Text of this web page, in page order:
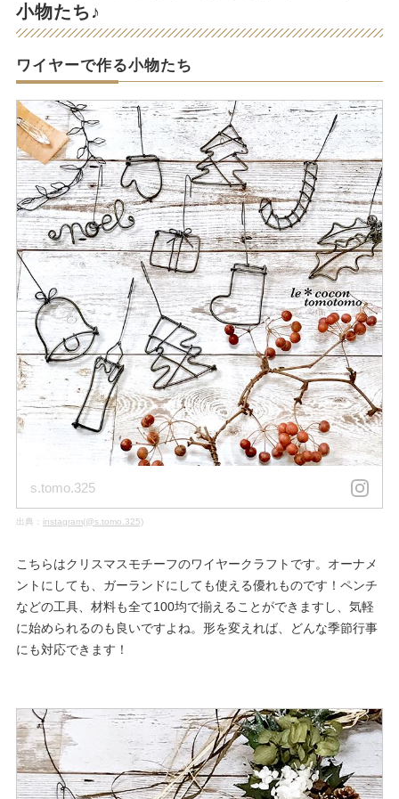
小物たち♪
ワイヤーで作る小物たち
s.tomo.325
出典： instagram(@s.tomo.325)
こちらはクリスマスモチーフのワイヤークラフトです。オーナメ
ントにしても、ガーランドにしても使える優れものです！ペンチ
などの工具、材料も全て100均で揃えることができますし、気軽
に始められるのも良いですよね。形を変えれば、どんな季節行事
にも対応できます！